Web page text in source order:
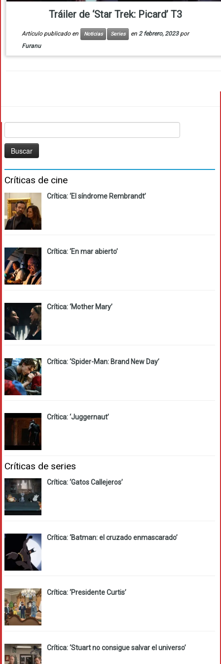
Tráiler de ‘Star Trek: Picard’ T3
Artículo publicado en Noticias Series en 2 febrero, 2023 por
Furanu
Críticas de cine
Crítica: ‘El síndrome Rembrandt’
Crítica: ‘En mar abierto’
Crítica: ‘Mother Mary’
Crítica: ‘Spider-Man: Brand New Day’
Crítica: ‘Juggernaut’
Críticas de series
Crítica: ‘Gatos Callejeros’
Crítica: ‘Batman: el cruzado enmascarado’
Crítica: ‘Presidente Curtis’
Crítica: ‘Stuart no consigue salvar el universo’